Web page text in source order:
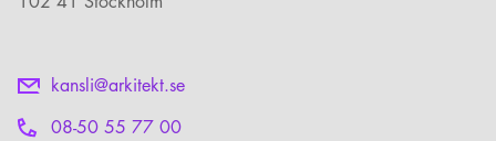
kansli@arkitekt.se
08-50 55 77 00